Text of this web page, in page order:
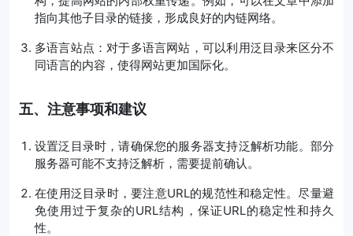
指向其他子目录的链接，形成良好的内链网络。
多语言站点：对于多语言网站，可以利用泛目录来区分不
同语言的内容，使得网站更加国际化。
五、注意事项和建议
设置泛目录时，请确保您的服务器支持泛解析功能。部分
服务器可能不支持泛解析，需要提前确认。
在使用泛目录时，要注意URL的规范性和稳定性。尽量避
免使用过于复杂的URL结构，保证URL的稳定性和持久
性。